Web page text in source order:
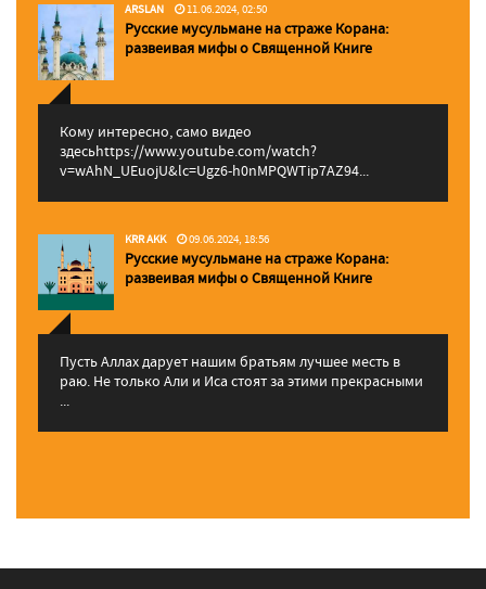
ARSLAN 11.06.2024, 02:50
Русские мусульмане на страже Корана:
pазвеивая мифы о Священной Книге
Кому интересно, само видео
здесьhttps://www.youtube.com/watch?
v=wAhN_UEuojU&lc=Ugz6-h0nMPQWTip7AZ94...
KRR AKK 09.06.2024, 18:56
Русские мусульмане на страже Корана:
pазвеивая мифы о Священной Книге
Пусть Аллах дарует нашим братьям лучшее месть в
раю. Не только Али и Иса стоят за этими прекрасными
...